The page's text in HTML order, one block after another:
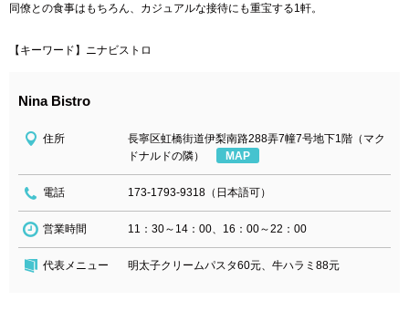
同僚との食事はもちろん、カジュアルな接待にも重宝する1軒。
【キーワード】ニナビストロ
Nina Bistro
住所
長寧区虹橋街道伊梨南路288弄7幢7号地下1階（マク
ドナルドの隣）
MAP
電話 173-1793-9318（日本語可）
営業時間 11：30～14：00、16：00～22：00
代表メニュー 明太子クリームパスタ60元、牛ハラミ88元